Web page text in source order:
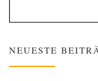
NEUESTE